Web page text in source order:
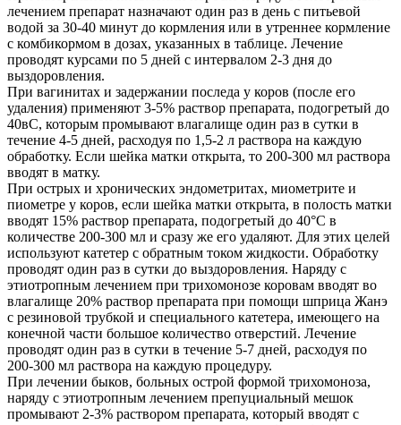
лечением препарат назначают один раз в день с питьевой
водой за 30-40 минут до кормления или в утреннее кормление
с комбикормом в дозах, указанных в таблице. Лечение
проводят курсами по 5 дней с интервалом 2-3 дня до
выздоровления.
При вагинитах и задержании последа у коров (после его
удаления) применяют 3-5% раствор препарата, подогретый до
40вС, которым промывают влагалище один раз в сутки в
течение 4-5 дней, расходуя по 1,5-2 л раствора на каждую
обработку. Если шейка матки открыта, то 200-300 мл раствора
вводят в матку.
При острых и хронических эндометритах, миометрите и
пиометре у коров, если шейка матки открыта, в полость матки
вводят 15% раствор препарата, подогретый до 40°С в
количестве 200-300 мл и сразу же его удаляют. Для этих целей
используют катетер с обратным током жидкости. Обработку
проводят один раз в сутки до выздоровления. Наряду с
этиотропным лечением при трихомонозе коровам вводят во
влагалище 20% раствор препарата при помощи шприца Жанэ
с резиновой трубкой и специального катетера, имеющего на
конечной части большое количество отверстий. Лечение
проводят один раз в сутки в течение 5-7 дней, расходуя по
200-300 мл раствора на каждую процедуру.
При лечении быков, больных острой формой трихомоноза,
наряду с этиотропным лечением препуциальный мешок
промывают 2-3% раствором препарата, который вводят с